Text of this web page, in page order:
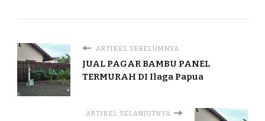
ARTIKEL SEBELUMNYA
JUAL PAGAR BAMBU PANEL
TERMURAH DI Ilaga Papua
ARTIKEL SELANJUTNYA